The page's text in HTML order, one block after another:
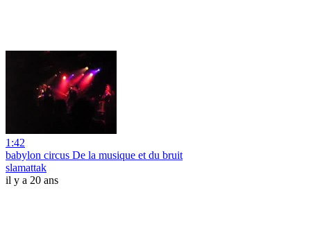
1:42
babylon circus De la musique et du bruit
slamattak
il y a 20 ans